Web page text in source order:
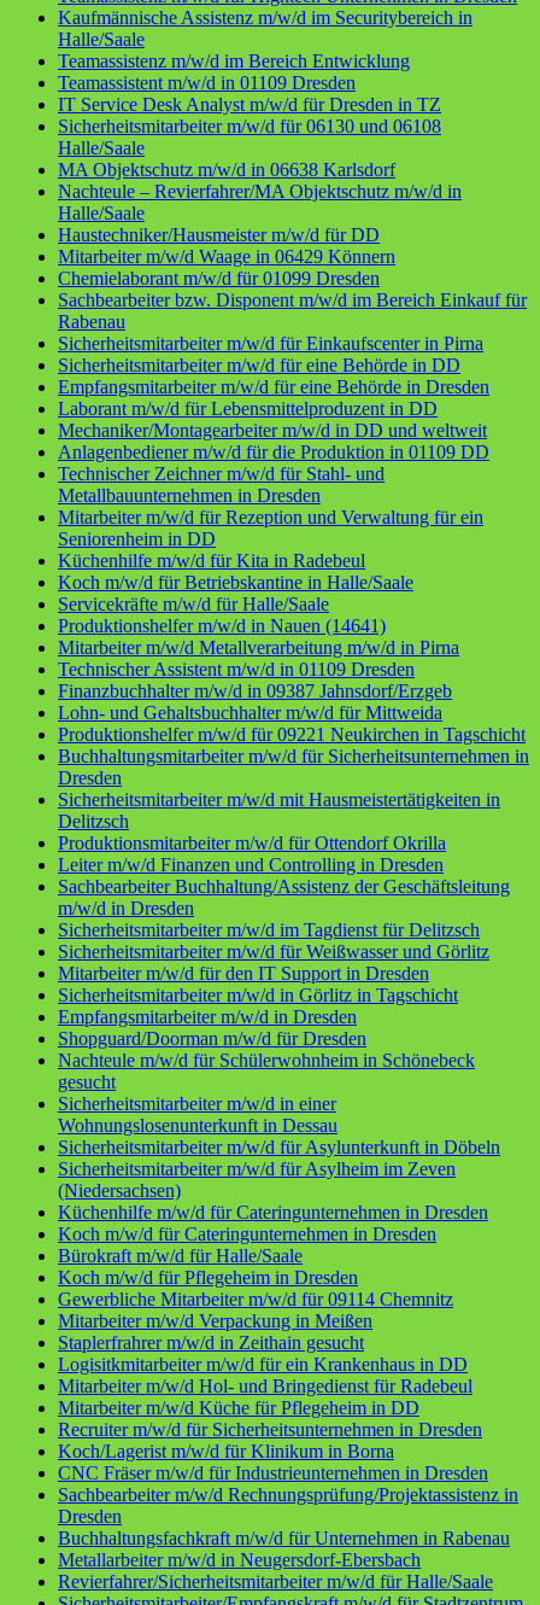
Kaufmännische Assistenz m/w/d im Securitybereich in
Halle/Saale
Teamassistenz m/w/d im Bereich Entwicklung
Teamassistent m/w/d in 01109 Dresden
IT Service Desk Analyst m/w/d für Dresden in TZ
Sicherheitsmitarbeiter m/w/d für 06130 und 06108
Halle/Saale
MA Objektschutz m/w/d in 06638 Karlsdorf
Nachteule – Revierfahrer/MA Objektschutz m/w/d in
Halle/Saale
Haustechniker/Hausmeister m/w/d für DD
Mitarbeiter m/w/d Waage in 06429 Könnern
Chemielaborant m/w/d für 01099 Dresden
Sachbearbeiter bzw. Disponent m/w/d im Bereich Einkauf für
Rabenau
Sicherheitsmitarbeiter m/w/d für Einkaufscenter in Pirna
Sicherheitsmitarbeiter m/w/d für eine Behörde in DD
Empfangsmitarbeiter m/w/d für eine Behörde in Dresden
Laborant m/w/d für Lebensmittelproduzent in DD
Mechaniker/Montagearbeiter m/w/d in DD und weltweit
Anlagenbediener m/w/d für die Produktion in 01109 DD
Technischer Zeichner m/w/d für Stahl- und
Metallbauunternehmen in Dresden
Mitarbeiter m/w/d für Rezeption und Verwaltung für ein
Seniorenheim in DD
Küchenhilfe m/w/d für Kita in Radebeul
Koch m/w/d für Betriebskantine in Halle/Saale
Servicekräfte m/w/d für Halle/Saale
Produktionshelfer m/w/d in Nauen (14641)
Mitarbeiter m/w/d Metallverarbeitung m/w/d in Pirna
Technischer Assistent m/w/d in 01109 Dresden
Finanzbuchhalter m/w/d in 09387 Jahnsdorf/Erzgeb
Lohn- und Gehaltsbuchhalter m/w/d für Mittweida
Produktionshelfer m/w/d für 09221 Neukirchen in Tagschicht
Buchhaltungsmitarbeiter m/w/d für Sicherheitsunternehmen in
Dresden
Sicherheitsmitarbeiter m/w/d mit Hausmeistertätigkeiten in
Delitzsch
Produktionsmitarbeiter m/w/d für Ottendorf Okrilla
Leiter m/w/d Finanzen und Controlling in Dresden
Sachbearbeiter Buchhaltung/Assistenz der Geschäftsleitung
m/w/d in Dresden
Sicherheitsmitarbeiter m/w/d im Tagdienst für Delitzsch
Sicherheitsmitarbeiter m/w/d für Weißwasser und Görlitz
Mitarbeiter m/w/d für den IT Support in Dresden
Sicherheitsmitarbeiter m/w/d in Görlitz in Tagschicht
Empfangsmitarbeiter m/w/d in Dresden
Shopguard/Doorman m/w/d für Dresden
Nachteule m/w/d für Schülerwohnheim in Schönebeck
gesucht
Sicherheitsmitarbeiter m/w/d in einer
Wohnungslosenunterkunft in Dessau
Sicherheitsmitarbeiter m/w/d für Asylunterkunft in Döbeln
Sicherheitsmitarbeiter m/w/d für Asylheim im Zeven
(Niedersachsen)
Küchenhilfe m/w/d für Cateringunternehmen in Dresden
Koch m/w/d für Cateringunternehmen in Dresden
Bürokraft m/w/d für Halle/Saale
Koch m/w/d für Pflegeheim in Dresden
Gewerbliche Mitarbeiter m/w/d für 09114 Chemnitz
Mitarbeiter m/w/d Verpackung in Meißen
Staplerfrahrer m/w/d in Zeithain gesucht
Logisitkmitarbeiter m/w/d für ein Krankenhaus in DD
Mitarbeiter m/w/d Hol- und Bringedienst für Radebeul
Mitarbeiter m/w/d Küche für Pflegeheim in DD
Recruiter m/w/d für Sicherheitsunternehmen in Dresden
Koch/Lagerist m/w/d für Klinikum in Borna
CNC Fräser m/w/d für Industrieunternehmen in Dresden
Sachbearbeiter m/w/d Rechnungsprüfung/Projektassistenz in
Dresden
Buchhaltungsfachkraft m/w/d für Unternehmen in Rabenau
Metallarbeiter m/w/d in Neugersdorf-Ebersbach
Revierfahrer/Sicherheitsmitarbeiter m/w/d für Halle/Saale